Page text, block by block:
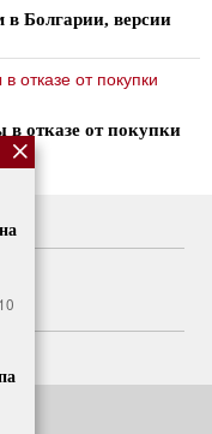
в Болгарии, версии
отказе от покупки